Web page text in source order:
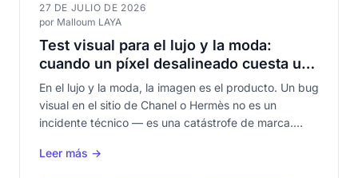
27 DE JULIO DE 2026
por Malloum LAYA
Test visual para el lujo y la moda:
cuando un píxel desalineado cuesta una
fortuna
En el lujo y la moda, la imagen es el producto. Un bug
visual en el sitio de Chanel o Hermès no es un
incidente técnico — es una catástrofe de marca.
fashion e-commerce.
Leer más →